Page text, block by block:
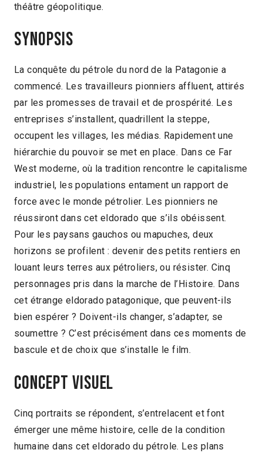
théâtre géopolitique.
Synopsis
La conquête du pétrole du nord de la Patagonie a
commencé. Les travailleurs pionniers affluent, attirés
par les promesses de travail et de prospérité. Les
entreprises s’installent, quadrillent la steppe,
occupent les villages, les médias. Rapidement une
hiérarchie du pouvoir se met en place. Dans ce Far
West moderne, où la tradition rencontre le capitalisme
industriel, les populations entament un rapport de
force avec le monde pétrolier. Les pionniers ne
réussiront dans cet eldorado que s’ils obéissent.
Pour les paysans gauchos ou mapuches, deux
horizons se profilent : devenir des petits rentiers en
louant leurs terres aux pétroliers, ou résister. Cinq
personnages pris dans la marche de l’Histoire. Dans
cet étrange eldorado patagonique, que peuvent-ils
bien espérer ? Doivent-ils changer, s’adapter, se
soumettre ? C’est précisément dans ces moments de
bascule et de choix que s’installe le film.
Concept visuel
Cinq portraits se répondent, s’entrelacent et font
émerger une même histoire, celle de la condition
humaine dans cet eldorado du pétrole. Les plans